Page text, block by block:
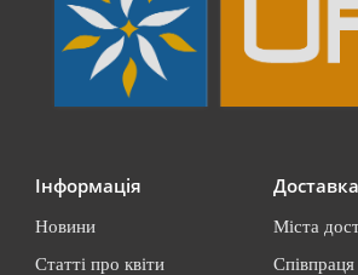
Інформація
Новини
Статті про квіти
Доставка
Міста
Співпраця